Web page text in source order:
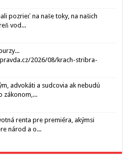
pozrieť na naše toky, na našich
vod...
2026/08/krach-stribra-
advokáti a sudcovia ak nebudú
zákonom,...
renta pre premiéra, akýmsi
národ a o...